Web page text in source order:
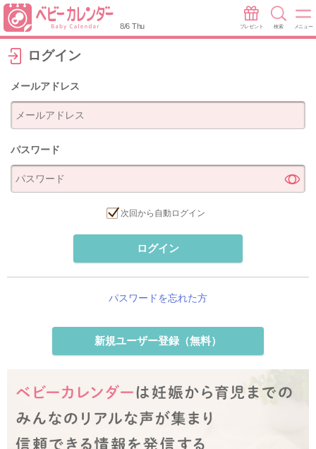
8/6 Thu プレゼント 検索 メニュー
ログイン
メールアドレス
パスワード
次回から自動ログイン
ログイン
パスワードを忘れた方
新規ユーザー登録（無料）